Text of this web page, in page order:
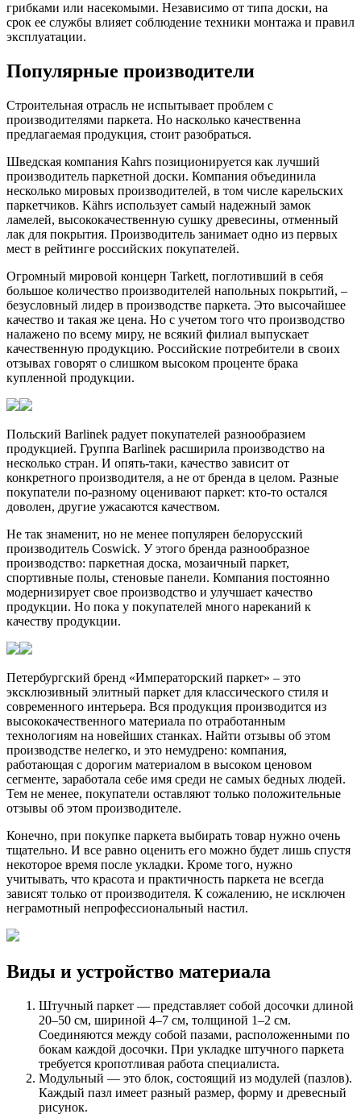
грибками или насекомыми. Независимо от типа доски, на
срок ее службы влияет соблюдение техники монтажа и правил
эксплуатации.
Популярные производители
Строительная отрасль не испытывает проблем с
производителями паркета. Но насколько качественна
предлагаемая продукция, стоит разобраться.
Шведская компания Kahrs позиционируется как лучший
производитель паркетной доски. Компания объединила
несколько мировых производителей, в том числе карельских
паркетчиков. Kährs использует самый надежный замок
ламелей, высококачественную сушку древесины, отменный
лак для покрытия. Производитель занимает одно из первых
мест в рейтинге российских покупателей.
Огромный мировой концерн Tarkett, поглотивший в себя
большое количество производителей напольных покрытий, –
безусловный лидер в производстве паркета. Это высочайшее
качество и такая же цена. Но с учетом того что производство
налажено по всему миру, не всякий филиал выпускает
качественную продукцию. Российские потребители в своих
отзывах говорят о слишком высоком проценте брака
купленной продукции.
Польский Barlinek радует покупателей разнообразием
продукцией. Группа Barlinek расширила производство на
несколько стран. И опять-таки, качество зависит от
конкретного производителя, а не от бренда в целом. Разные
покупатели по-разному оценивают паркет: кто-то остался
доволен, другие ужасаются качеством.
Не так знаменит, но не менее популярен белорусский
производитель Coswick. У этого бренда разнообразное
производство: паркетная доска, мозаичный паркет,
спортивные полы, стеновые панели. Компания постоянно
модернизирует свое производство и улучшает качество
продукции. Но пока у покупателей много нареканий к
качеству продукции.
Петербургский бренд «Императорский паркет» – это
эксклюзивный элитный паркет для классического стиля и
современного интерьера. Вся продукция производится из
высококачественного материала по отработанным
технологиям на новейших станках. Найти отзывы об этом
производстве нелегко, и это немудрено: компания,
работающая с дорогим материалом в высоком ценовом
сегменте, заработала себе имя среди не самых бедных людей.
Тем не менее, покупатели оставляют только положительные
отзывы об этом производителе.
Конечно, при покупке паркета выбирать товар нужно очень
тщательно. И все равно оценить его можно будет лишь спустя
некоторое время после укладки. Кроме того, нужно
учитывать, что красота и практичность паркета не всегда
зависят только от производителя. К сожалению, не исключен
неграмотный непрофессиональный настил.
Виды и устройство материала
Штучный паркет — представляет собой досочки длиной
20–50 см, шириной 4–7 см, толщиной 1–2 см.
Соединяются между собой пазами, расположенными по
бокам каждой досочки. При укладке штучного паркета
требуется кропотливая работа специалиста.
Модульный — это блок, состоящий из модулей (пазлов).
Каждый пазл имеет разный размер, форму и древесный
рисунок.